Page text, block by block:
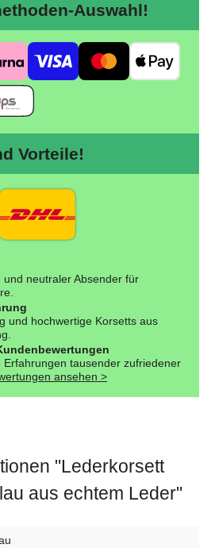
Auswahl!
Vorteile!
und neutraler Absender für
und hochwertige Korsetts aus
Erfahrungen tausender zufriedener
ansehen >
"Lederkorsett
aus echtem Leder"